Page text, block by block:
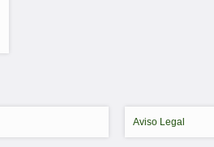
Aviso Legal